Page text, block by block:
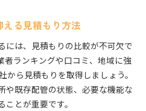
者の口コミや評判を見極める
者選びで失敗しない注意点
ート交換のコツ
長持ちさせる設置の工夫
る見積もり方法
には、見積もりの比較が不可欠で
者ランキングや口コミ、地域に強
ら見積もりを取得しましょう。
や既存配管の状態、必要な機能な
とが重要です。